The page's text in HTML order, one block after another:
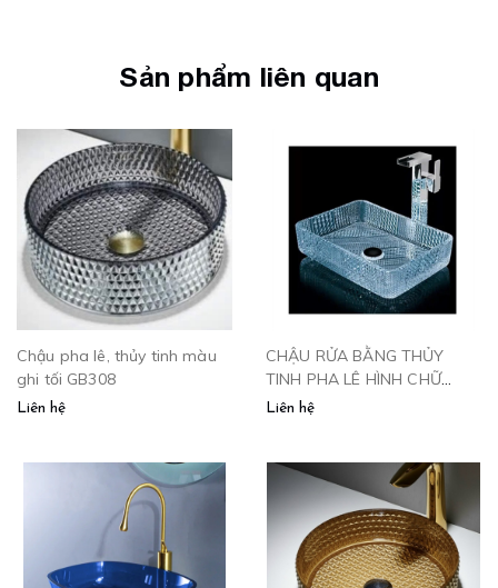
Sản phẩm liên quan
Chậu pha lê, thủy tinh màu
ghi tối GB308
Liên hệ
CHẬU RỬA BẰNG THỦY
TINH PHA LÊ HÌNH CHỮ
NHẬT - CPL2011
Liên hệ